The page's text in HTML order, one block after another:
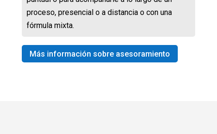
proceso, presencial o a distancia o con una
fórmula mixta.
Más información sobre asesoramiento